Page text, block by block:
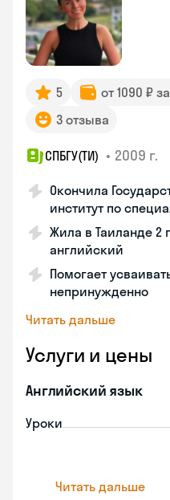
5 от 1090 ₽
3 отзыва
СПБГУ(ТИ) • 2009 г.
Окончила
институт по
Жила в Таиланде 2
английский
Помогает
непринужденно
Читать дальше
Услуги и цены
Английский язык
Уроки
Читать дальше